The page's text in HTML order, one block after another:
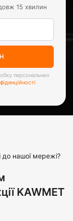
15 хвилин
персональних
до нашої мережі?
KAWMET